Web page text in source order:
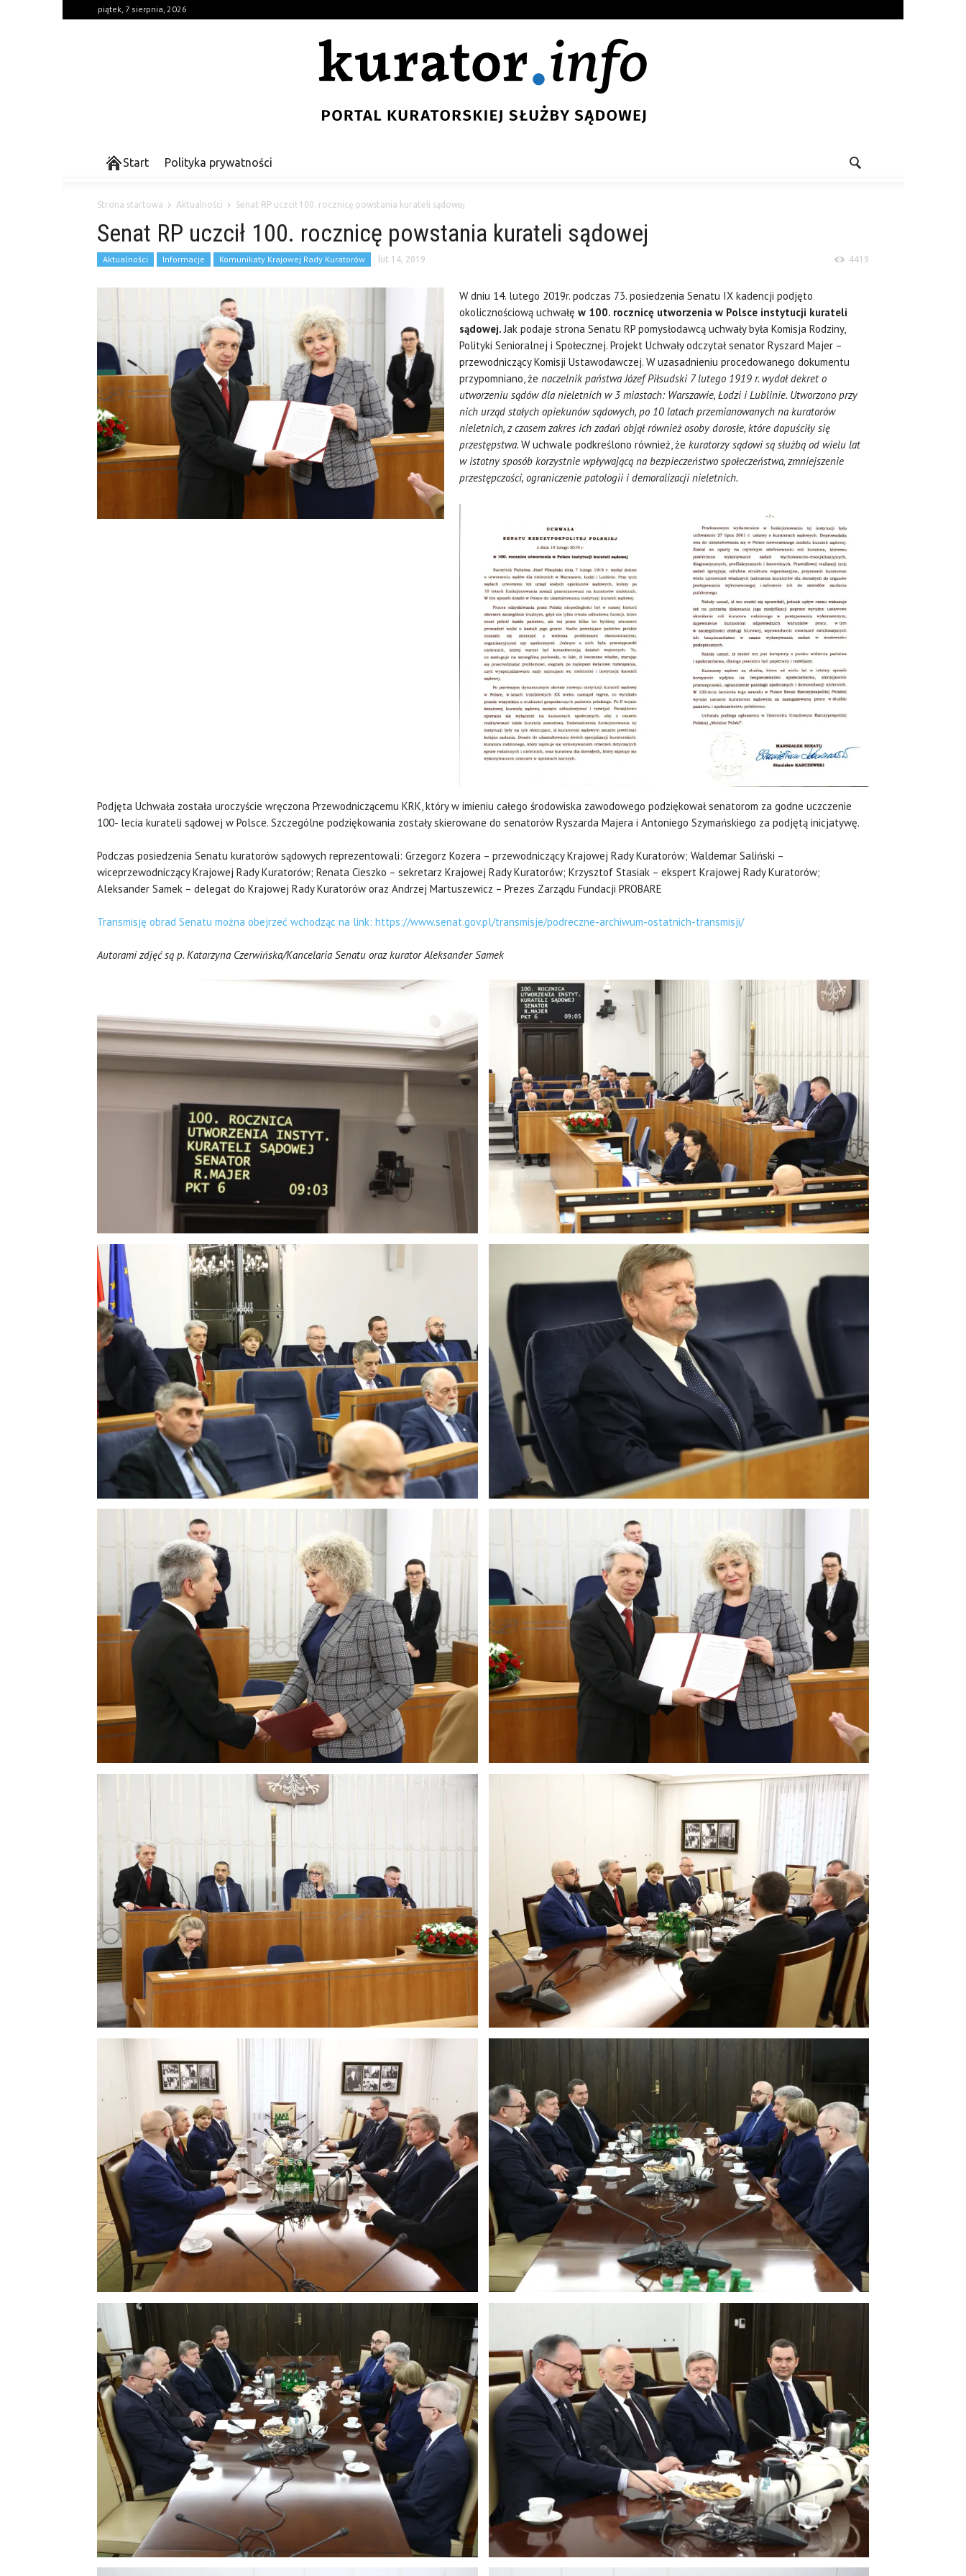
piątek, 7 sierpnia, 2026
Start Polityka prywatności
Strona startowa Aktualności Senat RP uczcił 100. rocznicę powstania kurateli sądowej
Senat RP uczcił 100. rocznicę powstania kurateli sądowej
Aktualności Informacje Komunikaty Krajowej Rady Kuratorów lut 14, 2019 4419
W dniu 14. lutego 2019r. podczas 73. posiedzenia Senatu IX kadencji podjęto
okolicznościową uchwałę w 100. rocznicę utworzenia w Polsce instytucji kurateli
sądowej.Jak podaje strona Senatu RP pomysłodawcą uchwały była Komisja Rodziny,
Polityki Senioralnej i Społecznej. Projekt Uchwały odczytał senator Ryszard Majer –
przewodniczący Komisji Ustawodawczej. W uzasadnieniu procedowanego dokumentu
przypomniano, żenaczelnik państwa Józef Piłsudski 7 lutego 1919 r. wydał dekret o
utworzeniu sądów dla nieletnich w 3 miastach: Warszawie, Łodzi i Lublinie. Utworzono przy
nich urząd stałych opiekunów sądowych, po 10 latach przemianowanych na kuratorów
nieletnich, z czasem zakres ich zadań objął również osoby dorosłe, które dopuściły się
przestępstwa.W uchwale podkreślono również, że kuratorzy sądowi są służbą od wielu lat
w istotny sposób korzystnie wpływającą na bezpieczeństwo społeczeństwa, zmniejszenie
przestępczości, ograniczenie patologii i demoralizacji nieletnich.
Podjęta Uchwała została uroczyście wręczona Przewodniczącemu KRK, który w imieniu całego środowiska zawodowego podziękował senatorom za godne uczczenie
100- lecia kurateli sądowej w Polsce. Szczególne podziękowania zostały skierowane do senatorów Ryszarda Majera i Antoniego Szymańskiego za podjętą inicjatywę.
Podczas posiedzenia Senatu kuratorów sądowych reprezentowali: Grzegorz Kozera – przewodniczący Krajowej Rady Kuratorów; Waldemar Saliński –
wiceprzewodniczący Krajowej Rady Kuratorów; Renata Cieszko – sekretarz Krajowej Rady Kuratorów; Krzysztof Stasiak – ekspert Krajowej Rady Kuratorów;
Aleksander Samek – delegat do Krajowej Rady Kuratorów oraz Andrzej Martuszewicz – Prezes Zarządu Fundacji PROBARE
Transmisję obrad Senatu można obejrzeć wchodząc na link: https://www.senat.gov.pl/transmisje/podreczne-archiwum-ostatnich-transmisji/
Autorami zdjęć są p. Katarzyna Czerwińska/Kancelaria Senatu oraz kurator Aleksander Samek